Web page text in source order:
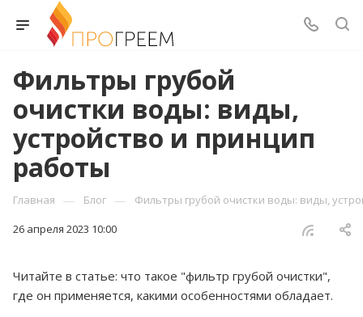
Фильтры грубой
очистки воды: виды,
устройство и принцип
работы
Главная — Блог —
Фильтры грубой очистки воды: виды,
26 апреля 2023 10:00
Читайте в статье: что такое "фильтр грубой очистки",
где он применяется, какими особенностями обладает.